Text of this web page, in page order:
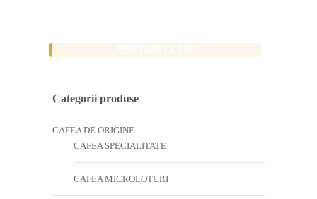
Categorii produse
CAFEA DE ORIGINE
CAFEA SPECIALITATE
CAFEA MICROLOTURI